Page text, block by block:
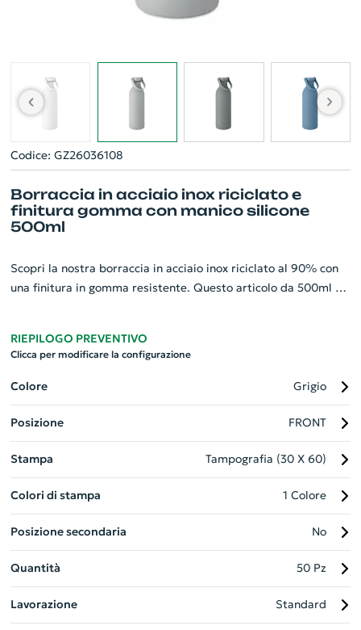
Codice: GZ26036108
Borraccia in acciaio inox riciclato e
finitura gomma con manico silicone
500ml
Scopri la nostra borraccia in acciaio inox riciclato al 90% con
una finitura in gomma resistente. Questo articolo da 500ml è
mentre il pratico manico è in silicone, per facilitare il
gadget personalizzabili. Nota: per preservarne la longevità,
evita il surriscaldamento. Un accessorio elegante e sostenibile
per restate idratati con stile.
RIEPILOGO PREVENTIVO
Clicca per modificare la configurazione
Colore Grigio
Posizione FRONT
Stampa Tampografia (30 X 60)
Colori di stampa 1 Colore
Posizione secondaria No
Quantità 50 Pz
Lavorazione Standard